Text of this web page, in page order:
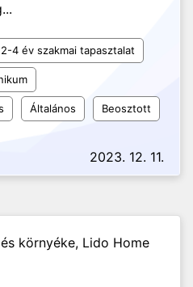
2-4 év szakmai tapasztalat
Általános Beosztott
2023. 12. 11.
környéke, Lido Home